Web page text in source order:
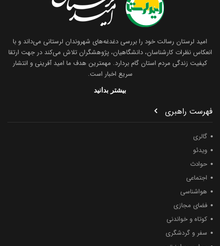
امید لرستان رسالت خود را بررسی دغدغه‌های شهروندان لرستانی می‌داند و با
انعکاس نظرات کارشناسان، دانشگاهیان، پژوهشگران تلاش می‌کند در جهت ارتقا
کیفیت زندگی مردم استان گام بردارد. مهمترین هدف ما امید آفرینی و انتشار
سریع اخبار است.
بیشتر بدانید
فهرست راهبری
گالری
ویدئو
حوادث
اجتماعی
هواشناسی
فضای مجازی
کوتاه و خواندنی
سفر و گردشگری